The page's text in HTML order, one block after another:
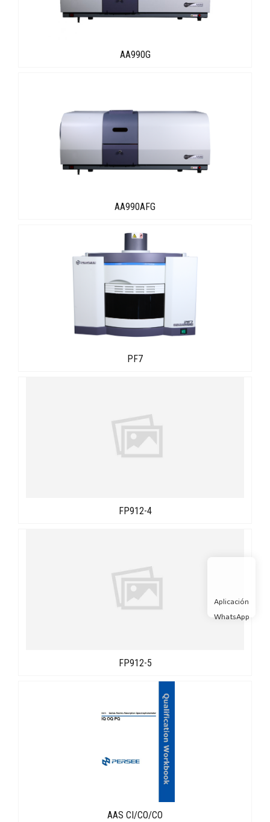
AA990G
AA990AFG
PF7
FP912-4
FP912-5
AAS CI/CO/CO
Aplicación
WhatsApp